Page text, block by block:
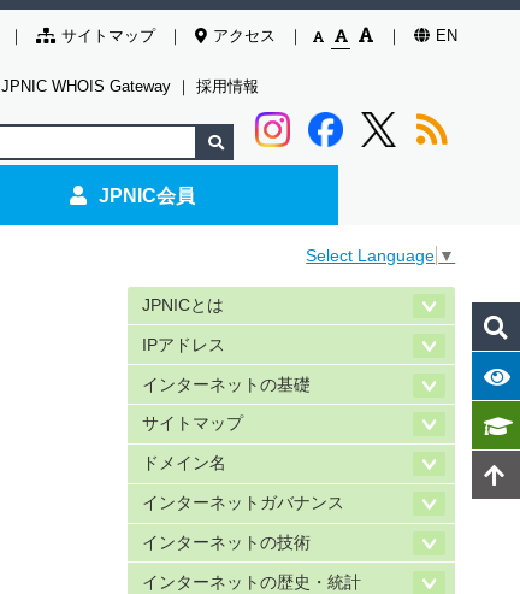
サイトマップ アクセス EN
JPNIC WHOIS Gateway ｜ 採用情報
JPNIC会員
Select Language ▼
JPNICとは
IPアドレス
インターネットの基礎
サイトマップ
ドメイン名
インターネットガバナンス
インターネットの技術
インターネットの歴史・統計